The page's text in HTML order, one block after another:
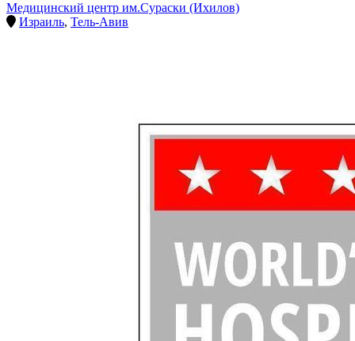
Медицинский центр им.Сураски (Ихилов)
Израиль, Тель-Авив